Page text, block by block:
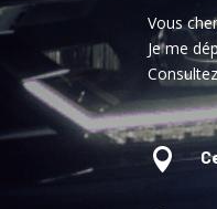
Vous
Je me
